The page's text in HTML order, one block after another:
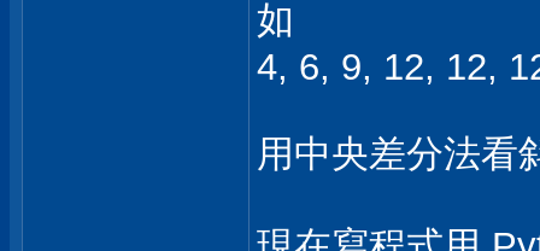
如
4, 6, 9, 12, 12,
用中央差分法看